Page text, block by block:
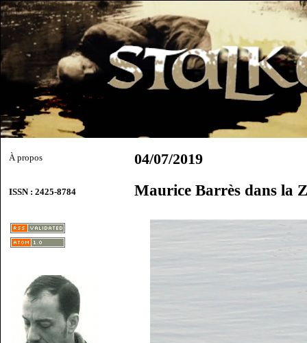
À propos
ISSN : 2425-8784
04/07/2019
Maurice Barrès dans la